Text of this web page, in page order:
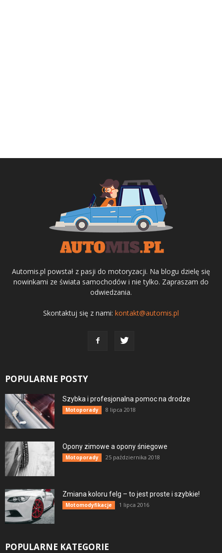
Automis.pl powstał z pasji do motoryzacji. Na blogu dzielę się
nowinkami ze świata samochodów i nie tylko. Zapraszam do
odwiedzania.
Skontaktuj się z nami: kontakt@automis.pl
POPULARNE POSTY
Szybka i profesjonalna pomoc na drodze
Motoporady 8 lipca 2018
Opony zimowe a opony śniegowe
Motoporady 25 października 2018
Zmiana koloru felg – to jest proste i szybkie!
Motomodyfikacje 1 lipca 2016
POPULARNE KATEGORIE